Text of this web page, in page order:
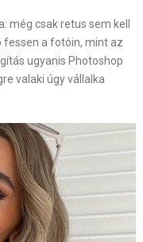
még csak retus sem kell
fessen a fotóin, mint az
ugyanis Photoshop
valaki úgy vállalka